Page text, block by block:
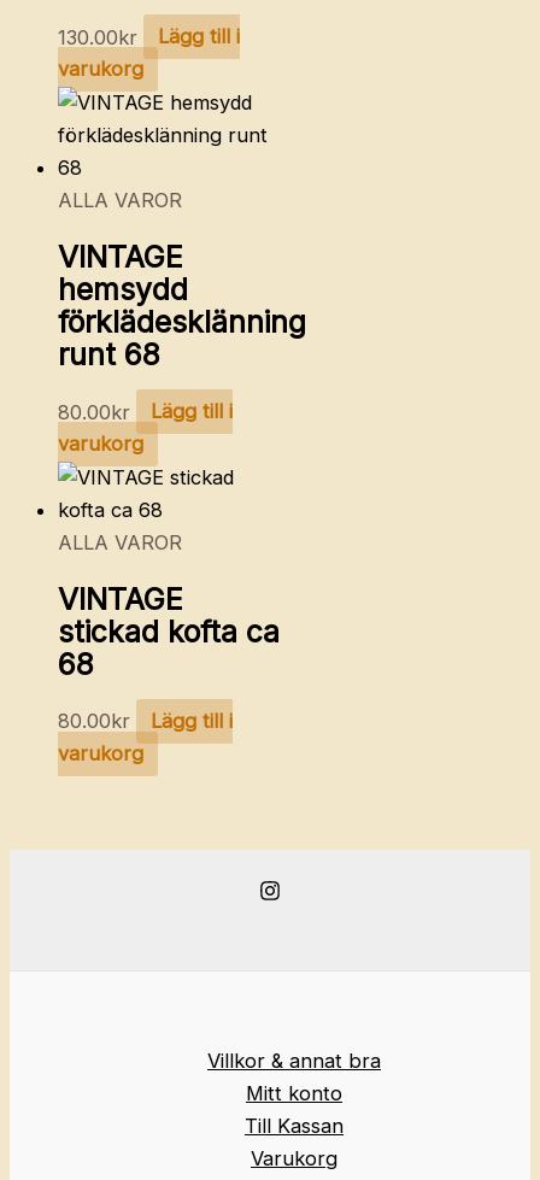
130.00kr
Lägg till i
varukorg
ALLA VAROR
VINTAGE
hemsydd
förklädesklänning
runt 68
80.00kr
Lägg till i
varukorg
ALLA VAROR
VINTAGE
stickad kofta ca
68
80.00kr
Lägg till i
varukorg
Villkor & annat bra
Mitt konto
Till Kassan
Varukorg